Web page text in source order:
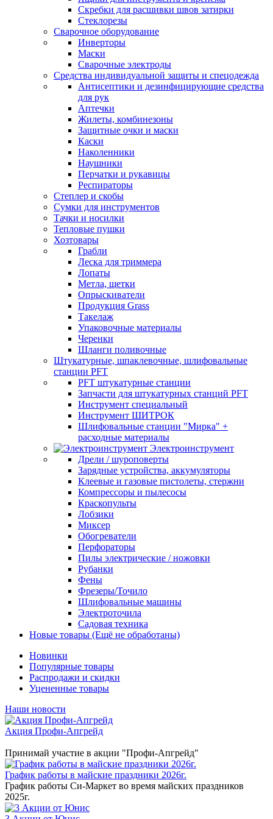
Скребки для расшивки швов затирки
Стеклорезы
Сварочное оборудование
Инверторы
Маски
Сварочные электроды
Средства индивидуальной защиты и спецодежда
Антисептики и дезинфицирующие средства
для рук
Аптечки
Жилеты, комбинезоны
Защитные очки и маски
Каски
Наколенники
Наушники
Перчатки и рукавицы
Респираторы
Степлер и скобы
Сумки для инструментов
Тачки и носилки
Тепловые пушки
Хозтовары
Грабли
Леска для триммера
Лопаты
Метла, щетки
Опрыскиватели
Продукция Grass
Такелаж
Упаковочные материалы
Черенки
Шланги поливочные
Штукатурные, шпаклевочные, шлифовальные
станции PFT
PFT штукатурные станции
Запчасти для штукатурных станций PFT
Инструмент специальный
Инструмент ШИТРОК
Шлифовальные станции "Мирка" +
расходные материалы
Электроинструмент
Дрели / шуроповерты
Зарядные устройства, аккумуляторы
Клеевые и газовые пистолеты, стержни
Компрессоры и пылесосы
Краскопульты
Лобзики
Миксер
Обогреватели
Перфораторы
Пилы электрические / ножовки
Рубанки
Фены
Фрезеры/Точило
Шлифовальные машины
Электроточила
Садовая техника
Новые товары (Ещё не обработаны)
Новинки
Популярные товары
Распродажи и скидки
Уцененные товары
Наши новости
Акция Профи-Апгрейд
Принимай участие в акции "Профи-Апгрейд"
График работы в майские праздники 2026г.
График работы Си-Маркет во время майских праздников
2025г.